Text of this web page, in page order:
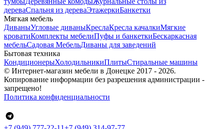
дереваСпальня из дереваЭтажеркиБанкетки
Мягкая мебель
ДиваныУгловые диваныКреслаКресла качалкиМягкие
кроватиКомплекты мебелиПуфы и банкеткиБескаркасная
мебельСадовая МебельДиваны для заведений
Бытовая техника
КондиционерыХолодильникиПлитыСтиральные машины
© Интернет-магазин мебели в Донецке 2017 - 2026.
Копирование информации без разрешения администрации -
запрещено!
Политика конфиденциальности